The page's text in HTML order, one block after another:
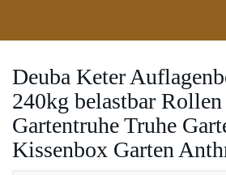
main
Deuba Keter
240kg belastbar
Gartentruhe Truhe
Kissenbox Garten